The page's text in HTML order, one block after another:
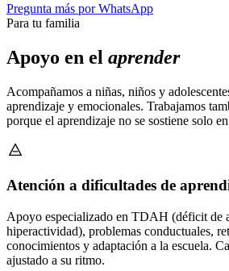
Pregunta más por WhatsApp
Para tu familia
Apoyo en el aprender
Acompañamos a niñas, niños y
aprendizaje y emocionales. Trabajamos
porque el aprendizaje no se sostiene solo
Atención a dificultades de
Apoyo especializado en TDAH (déficit de
hiperactividad), problemas conductuales,
conocimientos y adaptación a la escuela.
ajustado a su ritmo.